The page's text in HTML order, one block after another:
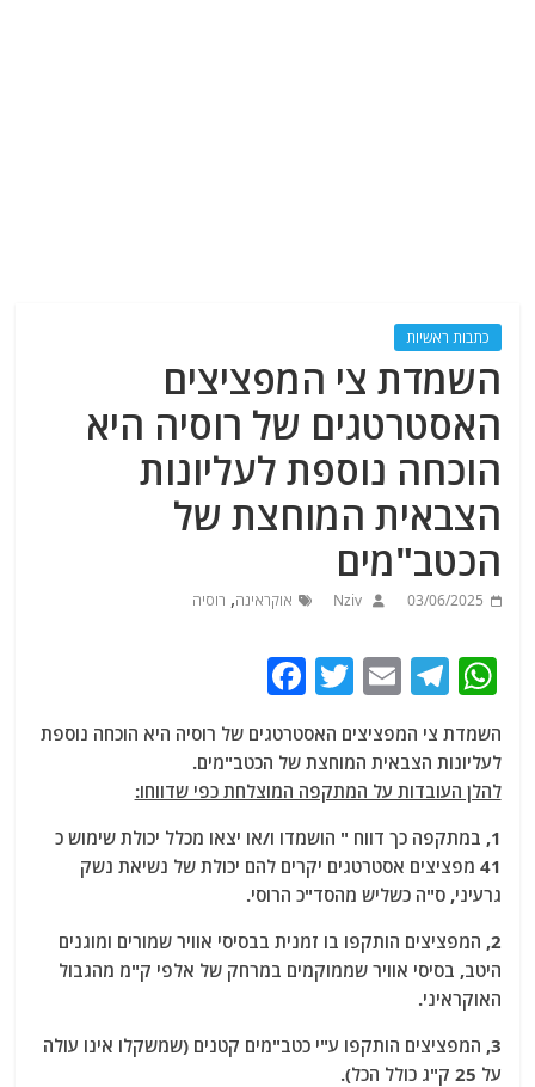
כתבות ראשיות
השמדת צי המפציצים
האסטרטגים של רוסיה היא
הוכחה נוספת לעליונות
הצבאית המוחצת של
הכטב"מים
03/06/2025
Nziv אוקראינה, רוסיה
W
at
s
A
p
p
T
e
g
ra
m
E
ai
l
T
itt
er
c
e
b
o
o
k
השמדת צי המפציצים האסטרטגים של רוסיה היא הוכחה נוספת
לעליונות הצבאית המוחצת של הכטב"מים.
להלן העובדות על המתקפה המוצלחת כפי שדווחו:
1, במתקפה כך דווח " הושמדו ו/או יצאו מכלל יכולת שימוש כ
41 מפציצים אסטרטגים יקרים להם יכולת של נשיאת נשק
גרעיני, ס"ה כשליש מהסד"כ הרוסי.
2, המפציצים הותקפו בו זמנית בבסיסי אוויר שמורים ומוגנים
היטב, בסיסי אוויר שממוקמים במרחק של אלפי ק"מ מהגבול
האוקראיני.
3, המפציצים הותקפו ע"י כטב"מים קטנים (שמשקלו אינו עולה
על 25 ק"ג כולל הכל).